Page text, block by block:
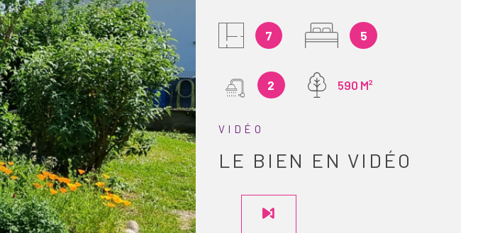
7 5
2 590 M²
VIDÉO
LE BIEN EN VIDÉO